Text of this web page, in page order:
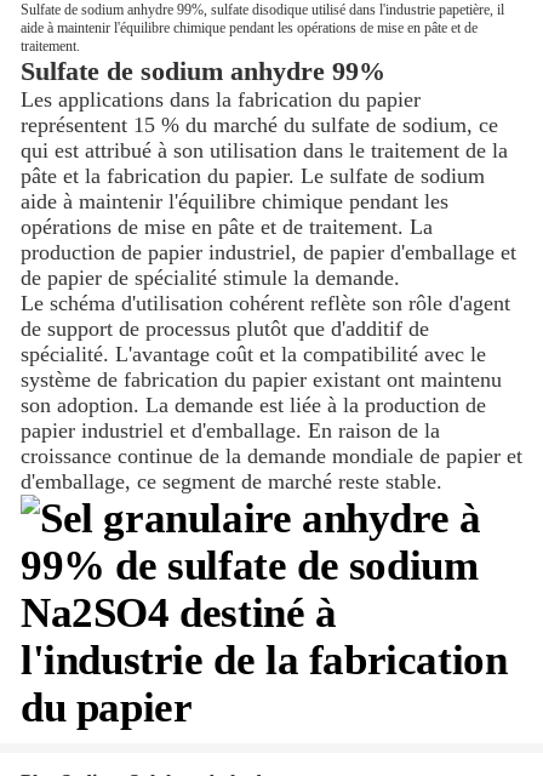
Sulfate de sodium anhydre 99%, sulfate disodique utilisé dans l'industrie papetière, il
aide à maintenir l'équilibre chimique pendant les opérations de mise en pâte et de
traitement.
Sulfate de sodium anhydre 99%
Les applications dans la fabrication du papier
représentent 15 % du marché du sulfate de sodium, ce
qui est attribué à son utilisation dans le traitement de la
pâte et la fabrication du papier. Le sulfate de sodium
aide à maintenir l'équilibre chimique pendant les
opérations de mise en pâte et de traitement. La
production de papier industriel, de papier d'emballage et
de papier de spécialité stimule la demande.
Le schéma d'utilisation cohérent reflète son rôle d'agent
de support de processus plutôt que d'additif de
spécialité. L'avantage coût et la compatibilité avec le
système de fabrication du papier existant ont maintenu
son adoption. La demande est liée à la production de
papier industriel et d'emballage. En raison de la
croissance continue de la demande mondiale de papier et
d'emballage, ce segment de marché reste stable.